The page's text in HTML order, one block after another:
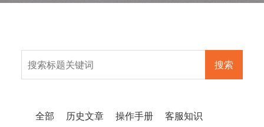
搜索
全部 历史文章 操作手册 客服知识